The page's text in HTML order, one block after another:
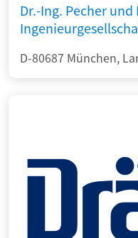
Dr.-Ing. Pecher und
D-80687 München,